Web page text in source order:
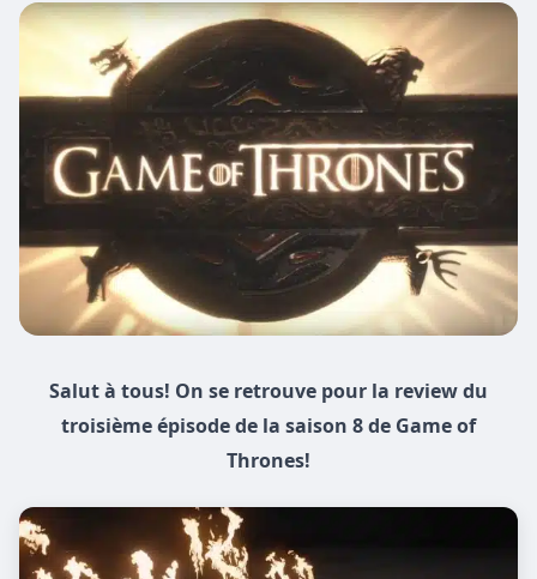
Salut à tous! On se retrouve pour la review du
troisième épisode de la saison 8 de Game of
Thrones!